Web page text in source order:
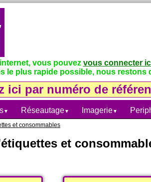
vous pouvez vous connecter
le plus rapide possible, nous restons
▼ Réseautage▼ Imagerie▼
et consommables
et